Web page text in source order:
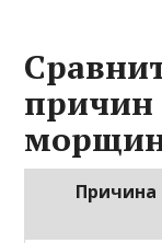
причин
морщин
Причина